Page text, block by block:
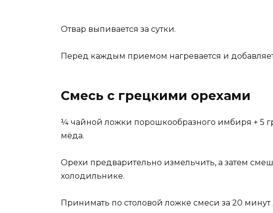
Отвар выпивается за сутки.
Перед каждым приемом нагревается и
Смесь с грецкими орехами
¼ чайной ложки порошкообразного имбиря + 5
мёда.
Орехи предварительно измельчить, а затем
холодильнике.
Принимать по столовой ложке смеси за 20